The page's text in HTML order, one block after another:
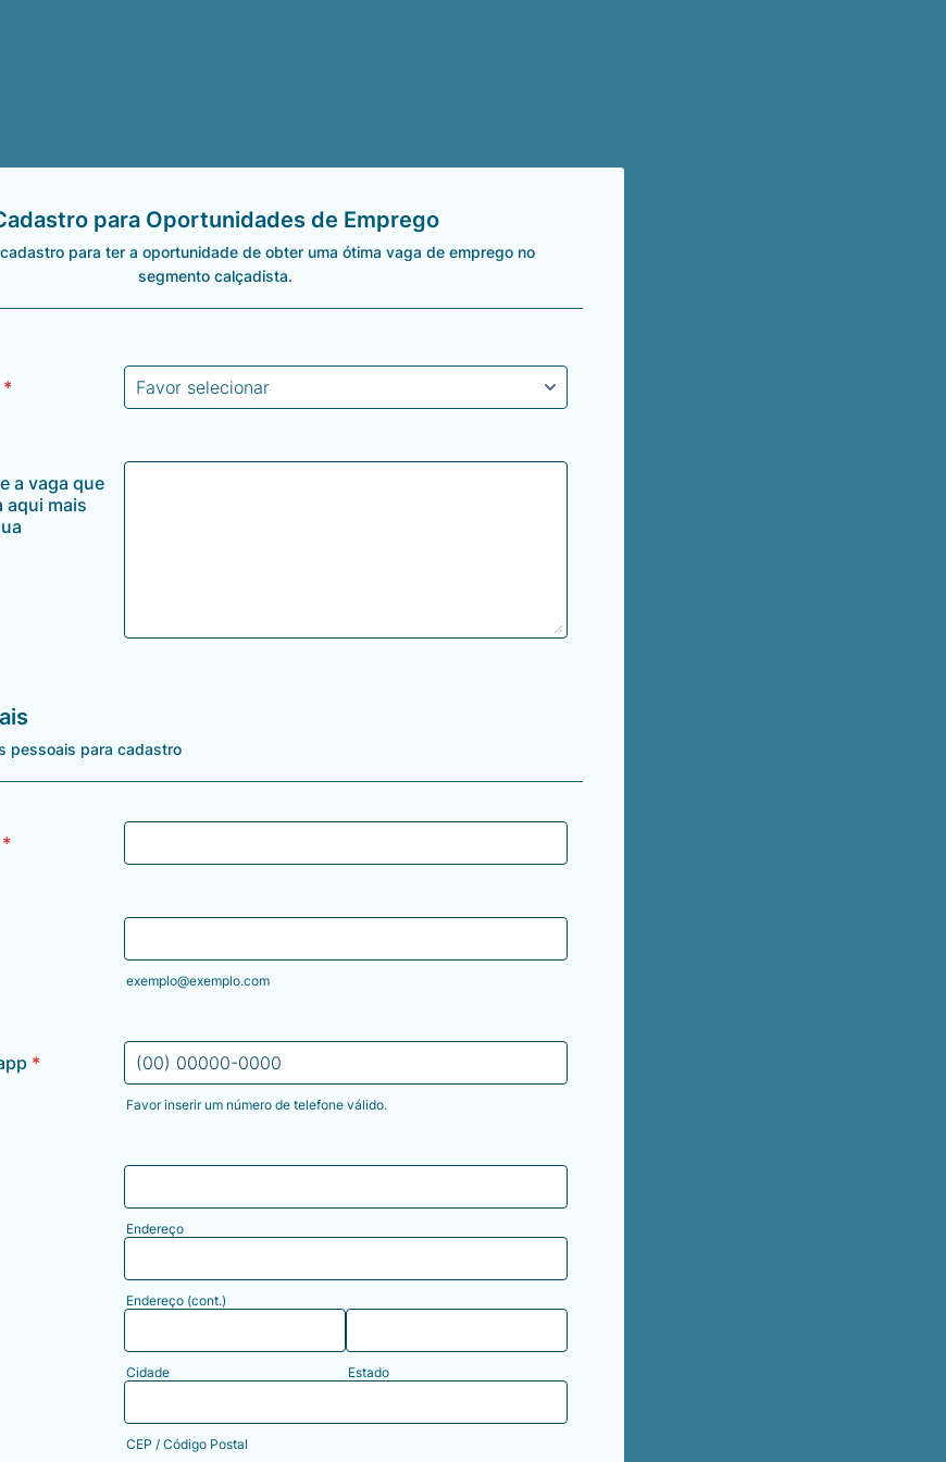
para Oportunidades de Emprego
para ter a oportunidade de obter uma ótima vaga de emprego no
segmento calçadista.
*
a vaga que
aqui mais
pessoais para cadastro
*
exemplo@exemplo.com
*
Favor inserir um número de telefone válido.
Endereço
Endereço (cont.)
Cidade Estado
CEP / Código Postal